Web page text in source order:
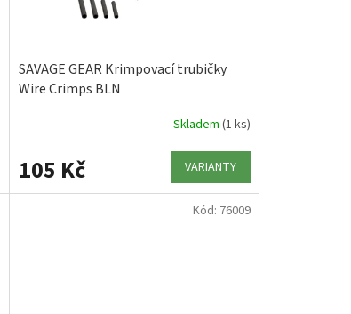
SAVAGE GEAR Krimpovací trubičky
Wire Crimps BLN
Skladem (1 ks)
105 Kč VARIANTY
Kód: 76009